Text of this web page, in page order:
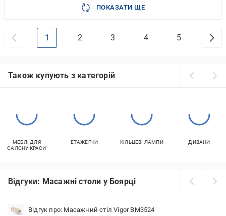
ПОКАЗАТИ ЩЕ
1 2 3 4 5
Також купують з категорій
МЕБЛІ ДЛЯ
САЛОНУ КРАСИ
ЕТАЖЕРКИ КІЛЬЦЕВІ ЛАМПИ ДИВАНИ
Відгуки: Масажні столи у Боярці
Відгук про: Масажний стіл Vigor BM3524